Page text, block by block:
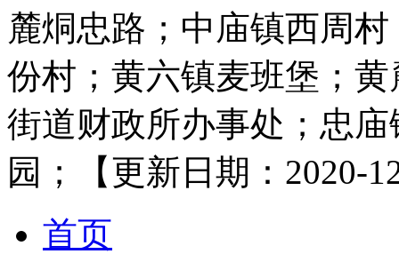
麓烔忠路；中庙镇西周
份村；黄六镇麦班堡；
街道财政所办事处；忠
园；【更新日期：2020-
首页